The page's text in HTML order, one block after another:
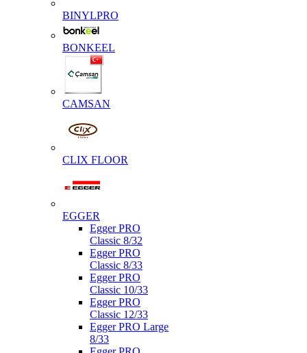
BINYLPRO
BONKEEL
CAMSAN
CLIX FLOOR
EGGER
Egger PRO
Classic 8/32
Egger PRO
Classic 8/33
Egger PRO
Classic 10/33
Egger PRO
Classic 12/33
Egger PRO Large
8/33